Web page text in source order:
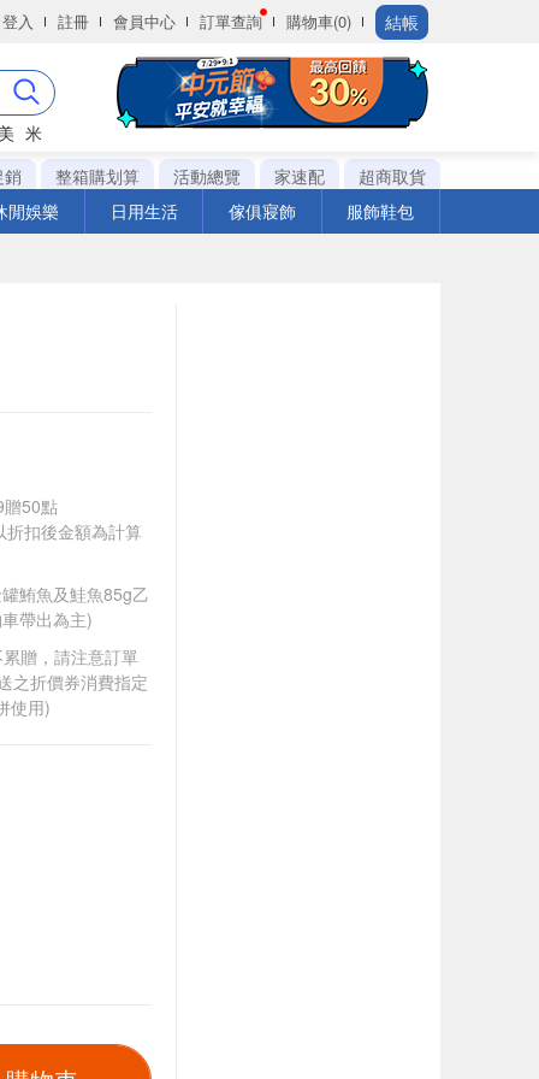
登入 註冊 會員中心 訂單查詢 購物車(0) 結帳
米
銷
整箱購划算 活動總覽 家速配
超商取貨
閒娛樂
日用生活 傢俱寢飾 服飾鞋包
50點
扣後金額為計算
鮪魚及鮭魚85g乙
帶出為主)
贈，請注意訂單
之折價券消費指定
使用)